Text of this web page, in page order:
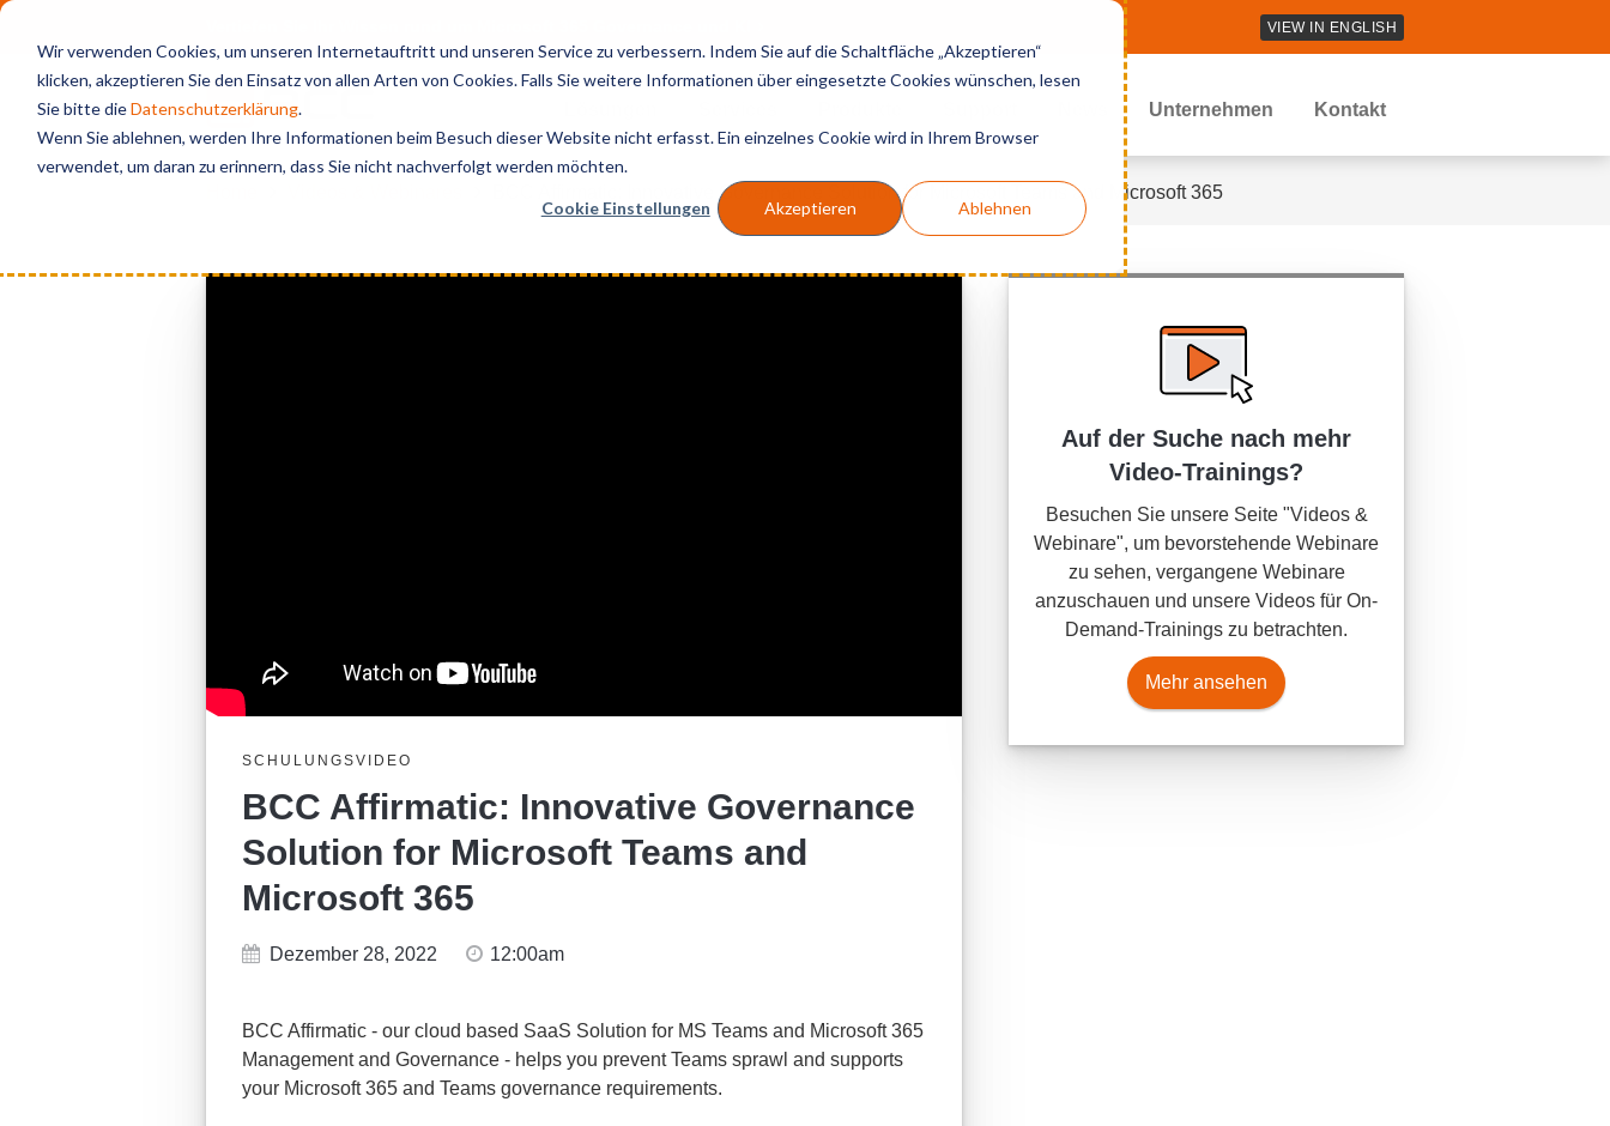
Wir verwenden Cookies, um unseren Internetauftritt und unseren Service zu verbessern. Indem Sie auf die Schaltfläche „Akzeptieren“
klicken, akzeptieren Sie den Einsatz von allen Arten von Cookies. Falls Sie weitere Informationen über eingesetzte Cookies wünschen, lesen
Sie bitte dieDatenschutzerklärung.
Wenn Sie ablehnen, werden Ihre Informationen beim Besuch dieser Website nicht erfasst. Ein einzelnes Cookie wird in Ihrem Browser
verwendet, um daran zu erinnern, dass Sie nicht nachverfolgt werden möchten.
Cookie Einstellungen Akzeptieren Ablehnen
VIEW IN ENGLISH
Unternehmen Kontakt
BCC Affirmatic: Innovative Governance Solution for Microsoft Teams and Microsoft 365
SCHULUNGSVIDEO
BCC Affirmatic: Innovative Governance
Solution for Microsoft Teams and
Microsoft 365
Dezember 28, 2022 12:00am
BCC Affirmatic - our cloud based SaaS Solution for MS Teams and Microsoft 365
Management and Governance - helps you prevent Teams sprawl and supports
your Microsoft 365 and Teams governance requirements.
Auf der Suche nach mehr
Video-Trainings?
Besuchen Sie unsere Seite "Videos &
Webinare", um bevorstehende Webinare
zu sehen, vergangene Webinare
anzuschauen und unsere Videos für On-
Demand-Trainings zu betrachten.
Mehr ansehen